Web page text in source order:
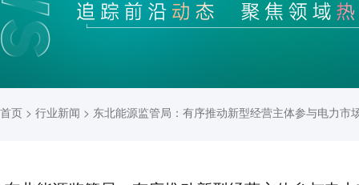
首页 > 行业新闻 > 东北能源监管局：有序推动新型经营主体参与电力